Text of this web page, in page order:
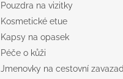
Pouzdra na vizitky
Kosmetické etue
Kapsy na opasek
Péče o kůži
Jmenovky na cestovní